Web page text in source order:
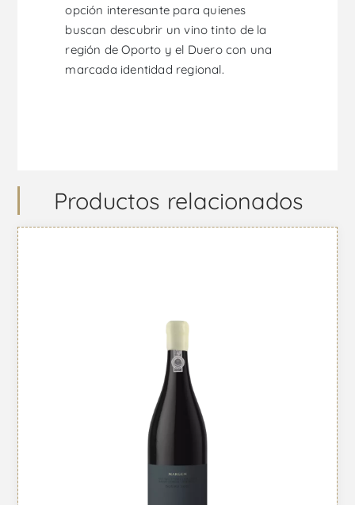
opción interesante para quienes
buscan descubrir un vino tinto de la
región de Oporto y el Duero con una
marcada identidad regional.
Productos relacionados